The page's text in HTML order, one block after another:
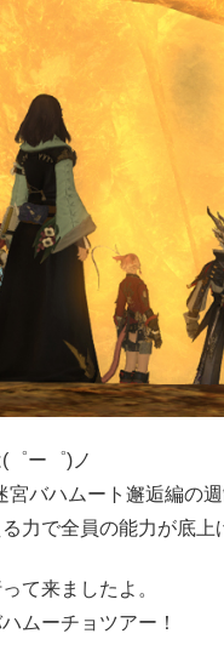
゜ー゜)ノ
宮バハムート邂逅編の
力で全員の能力が底上
て来ましたよ。
ムーチョツアー！